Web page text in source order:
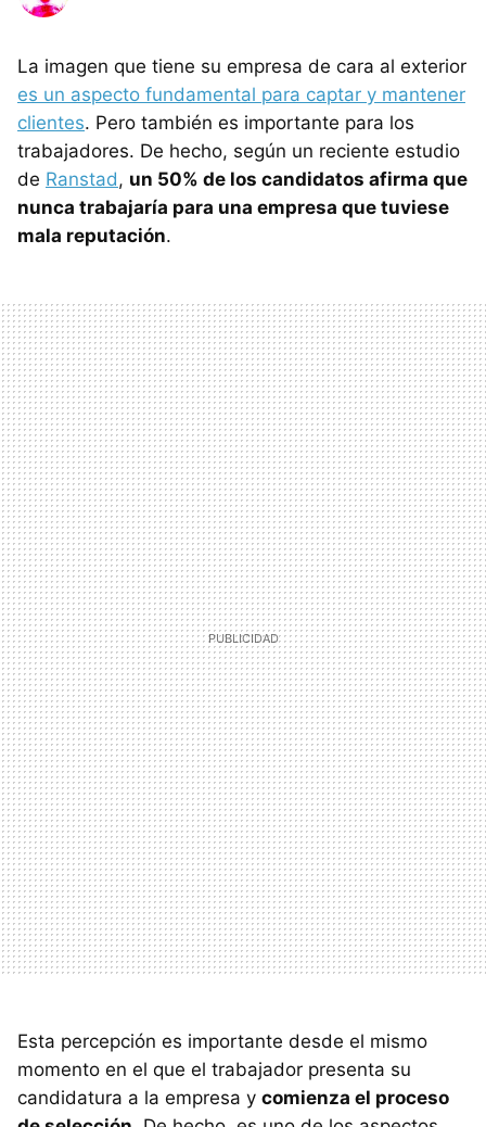
La imagen que tiene su empresa de cara al exterior
es un aspecto fundamental para captar y mantener
clientes. Pero también es importante para los
trabajadores. De hecho, según un reciente estudio
de Ranstad, un 50% de los candidatos afirma que
nunca trabajaría para una empresa que tuviese
mala reputación.
Esta percepción es importante desde el mismo
momento en el que el trabajador presenta su
candidatura a la empresa y comienza el proceso